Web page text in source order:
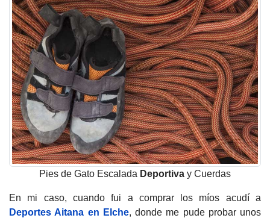
Pies de Gato Escalada Deportiva y Cuerdas
En mi caso, cuando fui a comprar los míos acudí a
Deportes Aitana en Elche, donde me pude probar unos